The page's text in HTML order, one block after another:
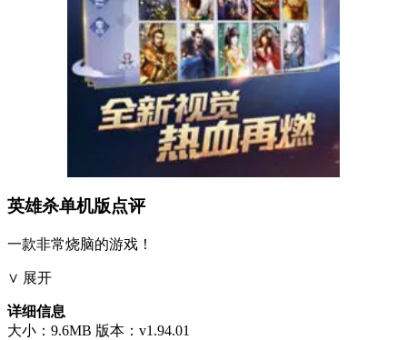
英雄杀单机版点评
一款非常烧脑的游戏！
∨ 展开
详细信息
大小：9.6MB 版本：v1.94.01